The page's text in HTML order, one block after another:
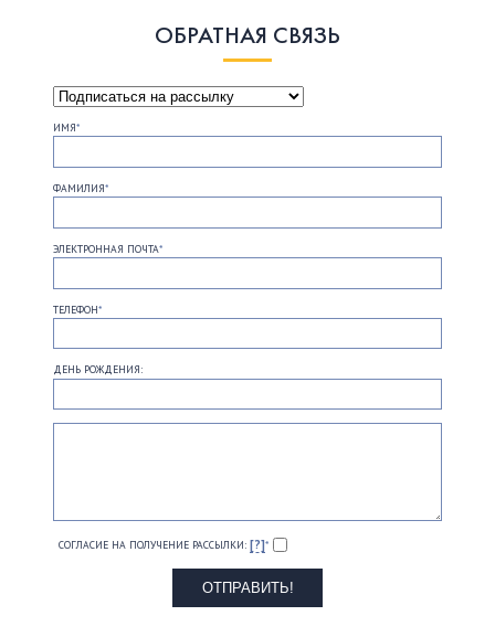
ОБРАТНАЯ СВЯЗЬ
ИМЯ*
ФАМИЛИЯ*
ЭЛЕКТРОННАЯ ПОЧТА*
ТЕЛЕФОН*
ДЕНЬ РОЖДЕНИЯ:
СОГЛАСИЕ НА ПОЛУЧЕНИЕ РАССЫЛКИ: [?]*